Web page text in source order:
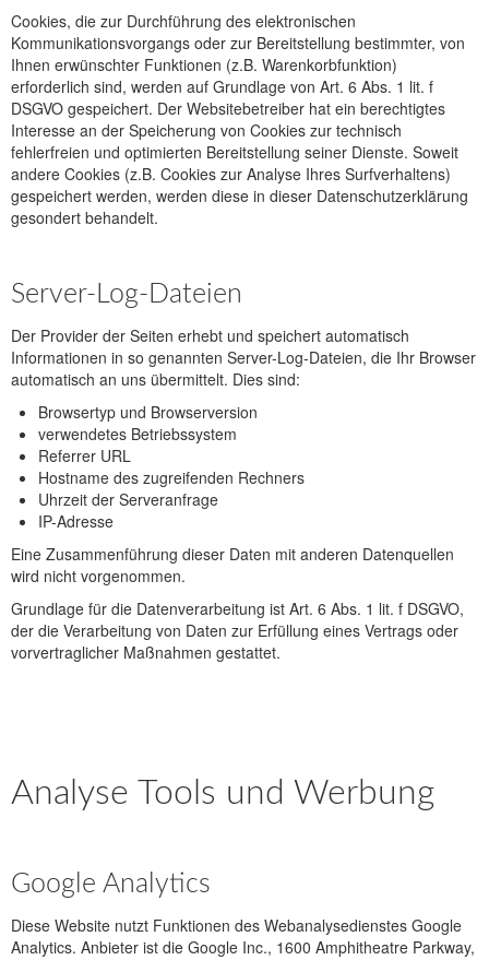
Cookies, die zur Durchführung des elektronischen
Kommunikationsvorgangs oder zur Bereitstellung bestimmter, von
Ihnen erwünschter Funktionen (z.B. Warenkorbfunktion)
erforderlich sind, werden auf Grundlage von Art. 6 Abs. 1 lit. f
DSGVO gespeichert. Der Websitebetreiber hat ein berechtigtes
Interesse an der Speicherung von Cookies zur technisch
fehlerfreien und optimierten Bereitstellung seiner Dienste. Soweit
andere Cookies (z.B. Cookies zur Analyse Ihres Surfverhaltens)
gespeichert werden, werden diese in dieser Datenschutzerklärung
gesondert behandelt.
Server-Log-Dateien
Der Provider der Seiten erhebt und speichert automatisch
Informationen in so genannten Server-Log-Dateien, die Ihr Browser
automatisch an uns übermittelt. Dies sind:
Browsertyp und Browserversion
verwendetes Betriebssystem
Referrer URL
Hostname des zugreifenden Rechners
Uhrzeit der Serveranfrage
IP-Adresse
Eine Zusammenführung dieser Daten mit anderen Datenquellen
wird nicht vorgenommen.
Grundlage für die Datenverarbeitung ist Art. 6 Abs. 1 lit. f DSGVO,
der die Verarbeitung von Daten zur Erfüllung eines Vertrags oder
vorvertraglicher Maßnahmen gestattet.
Analyse Tools und Werbung
Google Analytics
Diese Website nutzt Funktionen des Webanalysedienstes Google
Analytics. Anbieter ist die Google Inc., 1600 Amphitheatre Parkway,